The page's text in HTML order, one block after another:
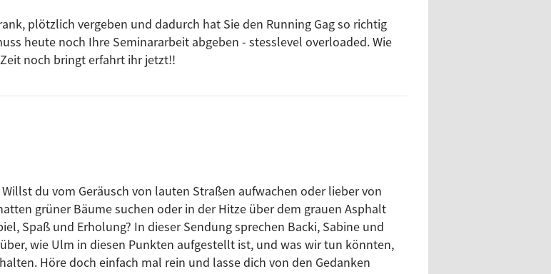
plötzlich vergeben und dadurch hat Sie den Running Gag so richtig
heute noch Ihre Seminararbeit abgeben - stesslevel overloaded. Wie
noch bringt erfahrt ihr jetzt!!
du vom Geräusch von lauten Straßen aufwachen oder lieber von
grüner Bäume suchen oder in der Hitze über dem grauen Asphalt
Spaß und Erholung? In dieser Sendung sprechen Backi, Sabine und
wie Ulm in diesen Punkten aufgestellt ist, und was wir tun könnten,
Höre doch einfach mal rein und lasse dich von den Gedanken